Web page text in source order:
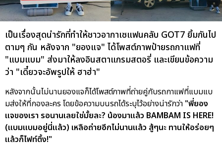
เป็นเรื่องสุดน่ารักที่ทำให้ชาวอากาเซแฟนคลับ GOT7 ยิ้มกันไป
ตามๆ กัน หลังจาก "ยองแจ" ได้โพสต์ภาพป้ายรถกาแฟที่
"แบมแบม" ส่งมาให้ลงอินสตาแกรมสตอรี่ และเขียนข้อความ
ว่า "เดี๋ยวจะอัพรูปให้ ฮาฮ่า"
หลังจากนั้นไม่นานยองแจก็ได้โพสต์ภาพที่ถ่ายคู่กับรถกาแฟที่แบมแบ
มส่งให้ที่กองละคร โดยข้อความบนรถได้ระบุไว้อย่างน่ารักว่า "พี่ยอง
แจของเรา รอนานเลยใช่มั้ยละ? น้องมาแล้ว BAMBAM IS HERE!
(แบมแบมอยู่นี่แล้ว) เหลือถ่ายอีกไม่นานแล้ว สู้ๆนะ ทานให้อร่อยๆ
แล้วก็ไฟท์ติ้ง!"